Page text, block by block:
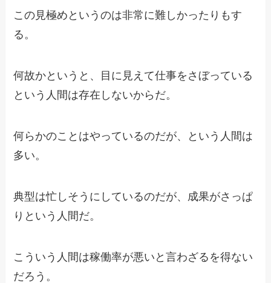
この見極めというのは非常に難しかったりもす
る。
何故かというと、目に見えて仕事をさぼっている
という人間は存在しないからだ。
何らかのことはやっているのだが、という人間は
多い。
典型は忙しそうにしているのだが、成果がさっぱ
りという人間だ。
こういう人間は稼働率が悪いと言わざるを得ない
だろう。